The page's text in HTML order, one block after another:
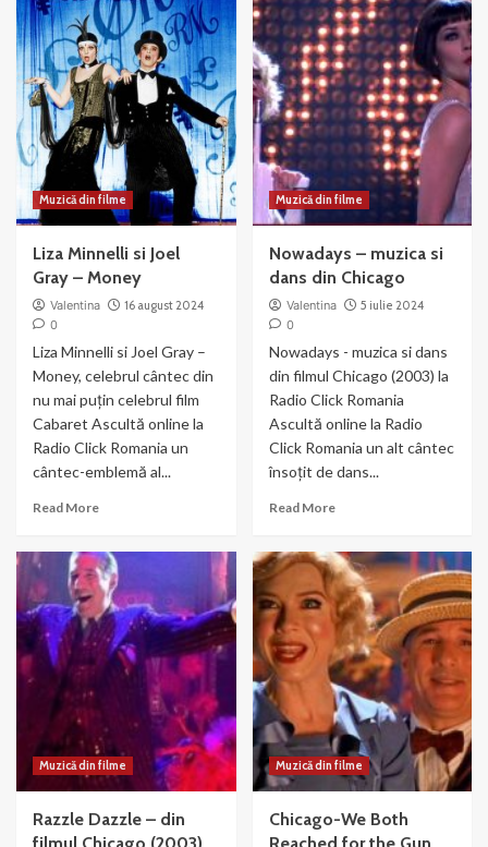
Muzică din filme
Liza Minnelli si Joel
Gray – Money
Valentina
16 august 2024
0
Liza Minnelli si Joel Gray –
Money, celebrul cântec din
nu mai puțin celebrul film
Cabaret Ascultă online la
Radio Click Romania un
cântec-emblemă al...
Read MoreRead
Liza
Minnelli
si
Joel
Gray
–
Muzică din filme
Nowadays – muzica si
dans din Chicago
Valentina
5 iulie 2024
0
Nowadays - muzica si dans
din filmul Chicago (2003) la
Radio Click Romania
Ascultă online la Radio
Click Romania un alt cântec
însoțit de dans...
Read MoreRead
Nowadays
–
muzica
si
dans
din
Chicago
Muzică din filme
Razzle Dazzle – din
Muzică din filme
Chicago-We Both